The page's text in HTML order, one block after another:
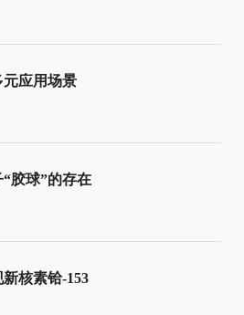
应用场景
胶球”的存在
核素铪-153